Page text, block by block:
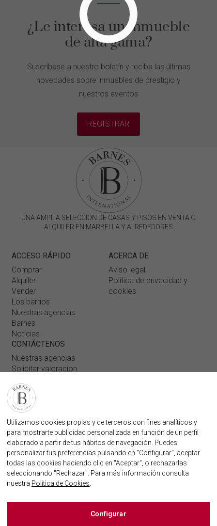
¿Le interesa un inmueble
de alta gama?
Suscríbase a nuestro boletín y reciba las últimas
novedades sobre inmuebles de prestigio y
nuestros eventos
REGISTRAR
UNA AMPLIA SELECCIÓN DE CASAS Y PISOS EN VENTA O
ALQUILER EN MARBELLA Y ALREDEDORES
ACCESO RÁPIDO
Comprar
Alquiler
Vender
Los barrios
Nuestras agencias
Barnes
Noticias
ACERCA DE
Aviso legal
Política de privacidad y
cookies
CONTÁCTENOS
Nuestras agencias
Solicitar valoracion
Inicio de sesión de usuario
FAQ
ENCUENTRE NUESTRA AGENCIA
AGENCIA INMOBILIARIA BARNES MARBELLA
MARBELLA@BARNES-INTERNATIONAL.COM
+34 614 25 01 89
Utilizamos cookies propias y de terceros con fines analíticos y
para mostrarte publicidad personalizada en función de un perfil
elaborado a partir de tus hábitos de navegación. Puedes
personalizar tus preferencias pulsando en "Configurar", aceptar
todas las cookies haciendo clic en "Aceptar", o rechazarlas
seleccionando "Rechazar". Para más información consulta
nuestra Política de Cookies
Configurar